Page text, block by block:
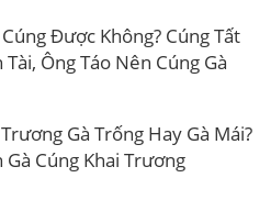
Được Không? Cúng Tất
Ông Táo Nên Cúng Gà
Gà Trống Hay Gà Mái?
Gà Cúng Khai Trương